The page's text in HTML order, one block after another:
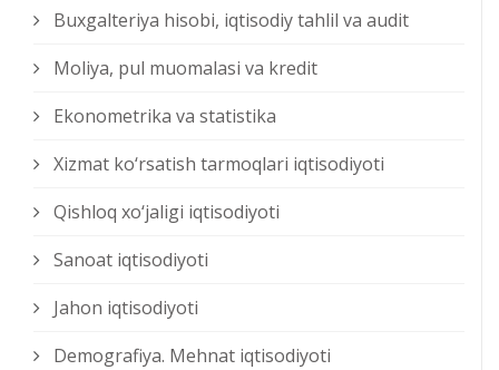
Buxgalteriya hisobi, iqtisodiy tahlil va audit
Moliya, pul muomalasi va kredit
Ekonometrika va statistika
Xizmat kо‘rsatish tarmoqlari iqtisodiyoti
Qishloq xо‘jaligi iqtisodiyoti
Sanoat iqtisodiyoti
Jahon iqtisodiyoti
Demografiya. Mehnat iqtisodiyoti